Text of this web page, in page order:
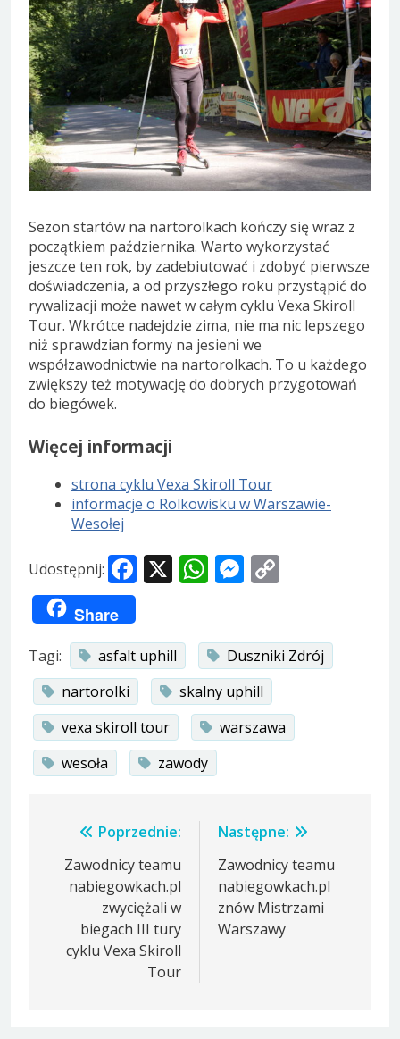
Sezon startów na nartorolkach kończy się wraz z
początkiem października. Warto wykorzystać
jeszcze ten rok, by zadebiutować i zdobyć pierwsze
doświadczenia, a od przyszłego roku przystąpić do
rywalizacji może nawet w całym cyklu Vexa Skiroll
Tour. Wkrótce nadejdzie zima, nie ma nic lepszego
niż sprawdzian formy na jesieni we
współzawodnictwie na nartorolkach. To u każdego
zwiększy też motywację do dobrych przygotowań
do biegówek.
Więcej informacji
strona cyklu Vexa Skiroll Tour
informacje o Rolkowisku w Warszawie-
Wesołej
Udostępnij: Facebook
X WhatsApp
Messenger
Share
Tagi: asfalt uphill
Duszniki Zdrój
nartorolki
skalny uphill
vexa skiroll tour
warszawa
wesoła
zawody
Nawigacja
wpisu
Poprzednie:
Zawodnicy teamu
nabiegowkach.pl
zwyciężali w
biegach III tury
cyklu Vexa Skiroll
Tour
Następne:
Zawodnicy teamu
nabiegowkach.pl
znów Mistrzami
Warszawy